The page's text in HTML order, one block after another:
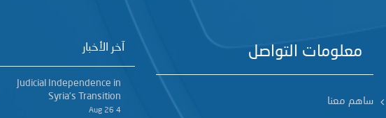
آخر الأخبار
Judicial Independence in
Syria’s Transition
4 Aug 26
معلومات التواصل
ساهم معنا